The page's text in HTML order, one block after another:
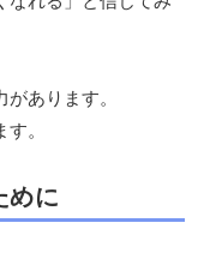
あります。
。
めに